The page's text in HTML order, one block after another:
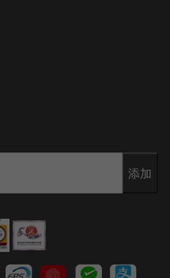
添加